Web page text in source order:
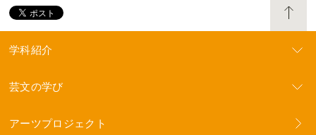
学科紹介
芸文の学び
アーツプロジェクト